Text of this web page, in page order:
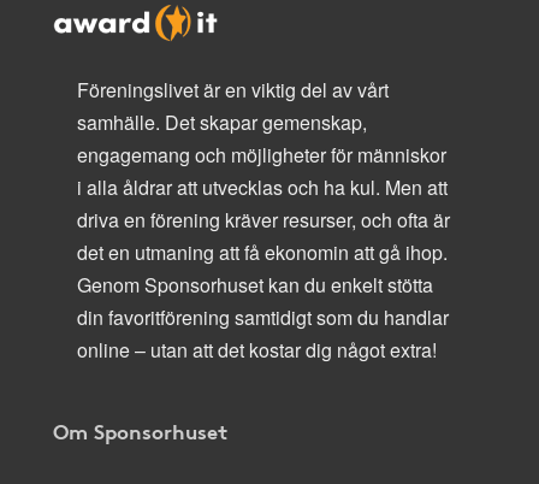
Föreningslivet är en viktig del av vårt
samhälle. Det skapar gemenskap,
engagemang och möjligheter för människor
i alla åldrar att utvecklas och ha kul. Men att
driva en förening kräver resurser, och ofta är
det en utmaning att få ekonomin att gå ihop.
Genom Sponsorhuset kan du enkelt stötta
din favoritförening samtidigt som du handlar
online – utan att det kostar dig något extra!
Om Sponsorhuset